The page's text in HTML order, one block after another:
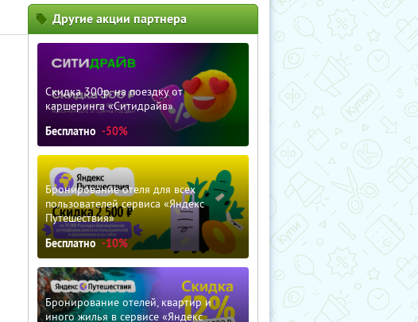
Другие акции партнера
Скидка 300р. на поездку от
каршеринга «Ситидрайв»
Бесплатно -50%
Бронирование отеля для всех
пользователей сервиса «Яндекс
Путешествия»
Бесплатно -10%
Бронирование отелей, квартир и
иного жилья в сервисе «Яндекс